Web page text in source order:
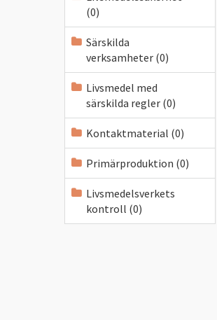
(0)
Särskilda
verksamheter (0)
Livsmedel med
särskilda regler (0)
Kontaktmaterial (0)
Primärproduktion (0)
Livsmedelsverkets
kontroll (0)